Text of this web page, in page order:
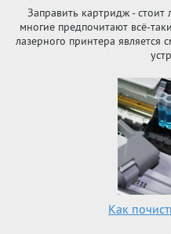
Заправить картридж -
многие предпочитают всё-
лазерного принтера
Как